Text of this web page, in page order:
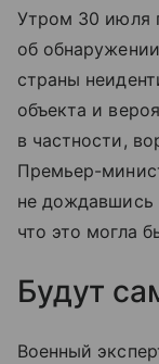
Утром 30 июля
об
страны
объекта и
в частности,
Премьер-
не дождавшись
что это могла
Будут
Военный